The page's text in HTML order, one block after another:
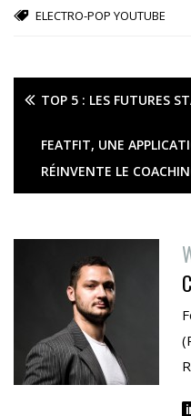
ELECTRO-POP YOUTUBE
TOP 5 : LES FUTURES
FEATFIT, UNE
RÉINVENTE LE